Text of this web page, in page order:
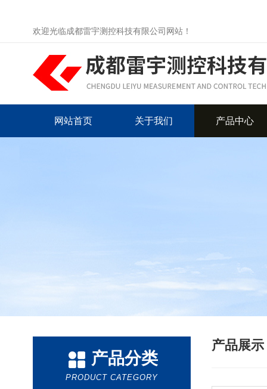
欢迎光临成都雷宇测控科技有限公司网站！
网站首页 关于我们 产品中心
产品分类
PRODUCT CATEGORY
产品展示